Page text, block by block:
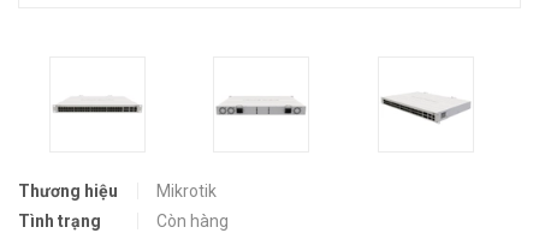
Thương hiệu
Mikrotik
Tình trạng
Còn hàng